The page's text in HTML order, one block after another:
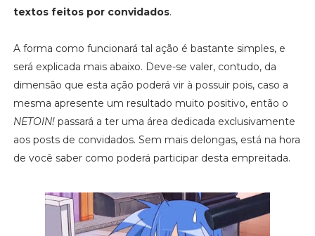
textos feitos por convidados.
A forma como funcionará tal ação é bastante simples, e
será explicada mais abaixo. Deve-se valer, contudo, da
dimensão que esta ação poderá vir à possuir pois, caso a
mesma apresente um resultado muito positivo, então o
NETOIN!passará a ter uma área dedicada exclusivamente
aos posts de convidados. Sem mais delongas, está na hora
de você saber como poderá participar desta empreitada.